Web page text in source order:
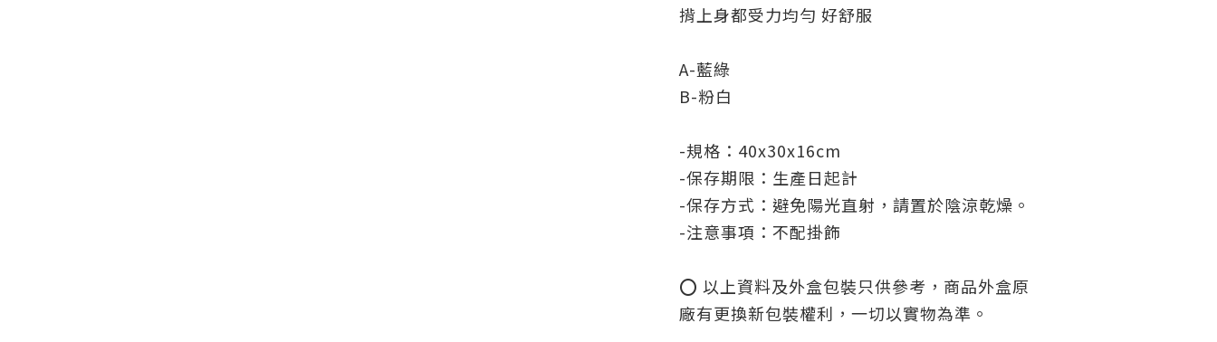
揹上身都受力均勻 好舒服
A-藍綠
B-粉白
-規格：40x30x16cm
-保存期限：生產日起計
-保存方式：避免陽光直射，請置於陰涼乾燥。
-注意事項：不配掛飾
⭕️ 以上資料及外盒包裝只供參考，商品外盒原
廠有更換新包裝權利，一切以實物為準。